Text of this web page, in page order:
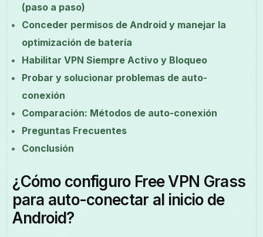
(paso a paso)
Conceder permisos de Android y manejar la
optimización de batería
Habilitar VPN Siempre Activo y Bloqueo
Probar y solucionar problemas de auto-
conexión
Comparación: Métodos de auto-conexión
Preguntas Frecuentes
Conclusión
¿Cómo configuro Free VPN Grass
para auto-conectar al inicio de
Android?